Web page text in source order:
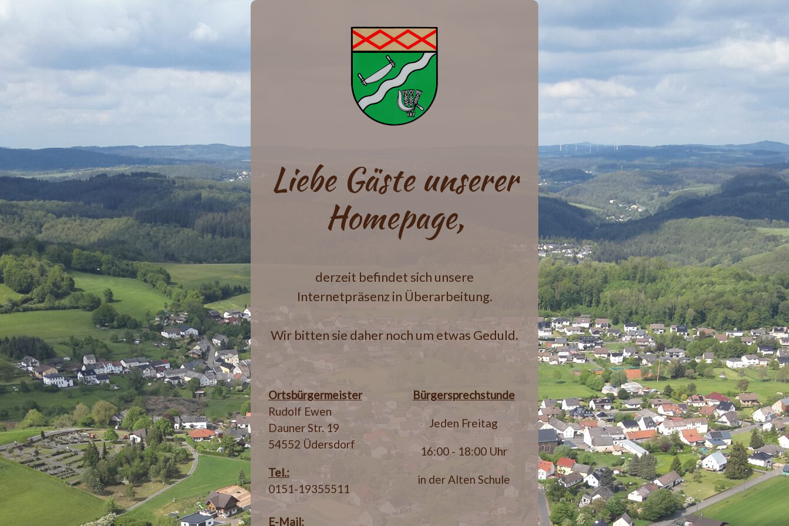
Liebe Gäste unserer
Homepage,
derzeit befindet sich unsere
Internetpräsenz in Überarbeitung.
Wir bitten sie daher noch um etwas Geduld.
Ortsbürgermeister
Rudolf Ewen
Dauner Str. 19
54552 Üdersdorf
Tel.:
0151-19355511
E-Mail:
Bürgersprechstunde
Jeden Freitag
16:00 - 18:00 Uhr
in der Alten Schule